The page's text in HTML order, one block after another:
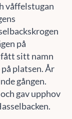
våffelstugan
på
fått sitt namn
platsen. År
gången.
gav upphov